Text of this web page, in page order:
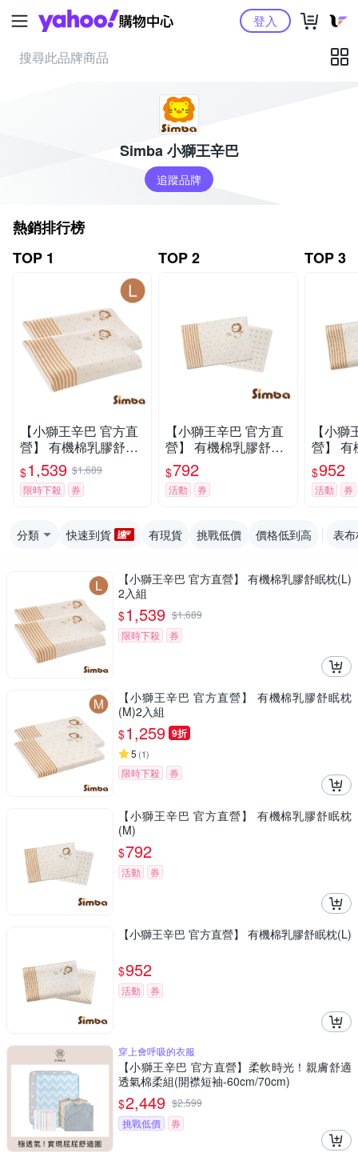
Yahoo購物中心登入
Simba 小獅王辛巴
追蹤品牌
熱銷排行榜
TOP 1
【小獅王辛巴 官方直
營】 有機棉乳膠舒眠
枕(L)2入組
$1,539 $1,689
限時下殺
券
TOP 2
【小獅王辛巴 官方直
營】 有機棉乳膠舒眠
枕(M)
$792
活動 券
TOP 3
【小
營】 有
枕(L)
$952
活動 券
分類 快速到貨 有現貨 挑戰低價 價格低到高 表
【小獅王辛巴 官方直營】 有機棉乳膠舒眠枕(L)
2入組
$1,539 $1,689
限時下殺
券
【小獅王辛巴 官方直營】 有機棉乳膠舒眠枕
(M)2入組
$1,259 9折
5 (1)
限時下殺 券
【小獅王辛巴 官方直營】 有機棉乳膠舒眠枕
(M)
$792
活動 券
【小獅王辛巴 官方直營】 有機棉乳膠舒眠枕(L)
$952
活動 券
穿上會呼吸的衣服
【小獅王辛巴 官方直營】柔軟時光！親膚舒適
透氣棉柔組(開襟短袖-60cm/70cm)
$2,449 $2,599
挑戰低價
券